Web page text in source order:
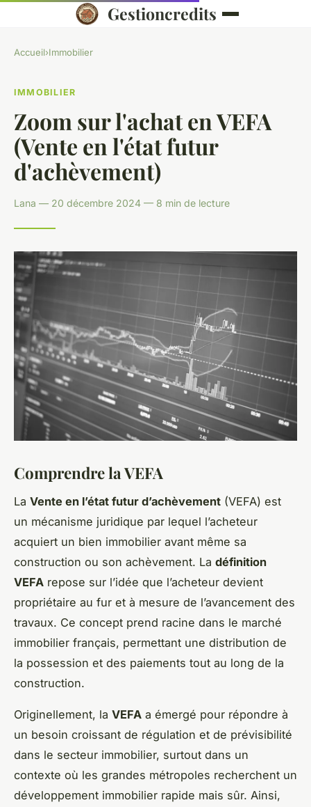
Gestioncredits
Accueil›Immobilier
IMMOBILIER
Zoom sur l'achat en VEFA
(Vente en l'état futur
d'achèvement)
Lana — 20 décembre 2024 — 8 min de lecture
Comprendre la VEFA
La Vente en l’état futur d’achèvement (VEFA) est
un mécanisme juridique par lequel l’acheteur
acquiert un bien immobilier avant même sa
construction ou son achèvement. La définition
VEFA repose sur l’idée que l’acheteur devient
propriétaire au fur et à mesure de l’avancement des
travaux. Ce concept prend racine dans le marché
immobilier français, permettant une distribution de
la possession et des paiements tout au long de la
construction.
Originellement, la VEFA a émergé pour répondre à
un besoin croissant de régulation et de prévisibilité
dans le secteur immobilier, surtout dans un
contexte où les grandes métropoles recherchent un
développement immobilier rapide mais sûr. Ainsi,